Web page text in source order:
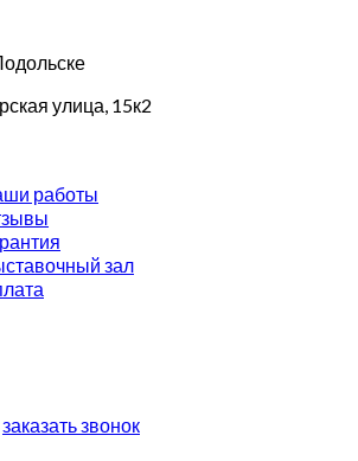
улица, 15к2
работы
зал
заказать звонок